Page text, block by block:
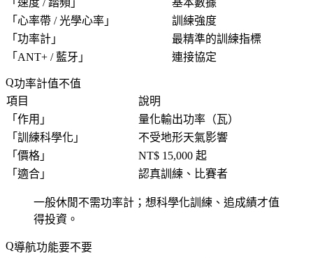
「 速度 / 踏頻 」
基本數據
「 心率帶 / 光學心率 」
訓練強度
「 功率計 」
最精準的訓練指標
「 ANT+ / 藍牙 」 連接協定
功率計值不值
項目
說明
「 作用 」
量化輸出功率（瓦）
「 訓練科學化 」
不受地形天氣影響
「 價格 」
NT$ 15,000 起
「 適合 」 認真訓練、比賽者
一般休閒不需功率計；想科學化訓練、追成績才值
得投資。
導航功能要不要